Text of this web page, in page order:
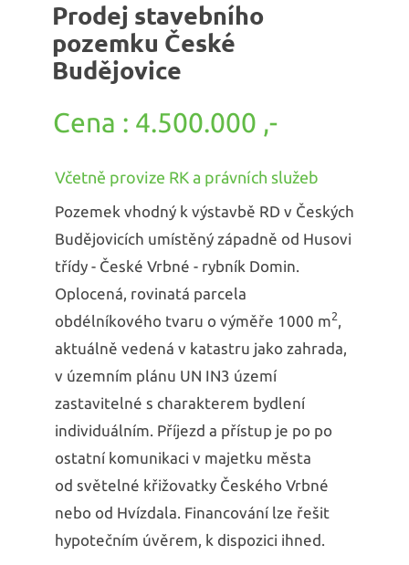
Prodej stavebního
pozemku České
Budějovice
4.500.000 ,-
Včetně provize RK a právních služeb
Pozemek vhodný k výstavbě RD v Českých
Budějovicích umístěný západně od Husovi
třídy - České Vrbné - rybník Domin.
Oplocená, rovinatá parcela
obdélníkového tvaru o výměře 1000 m2
aktuálně vedená v katastru jako zahrada,
v územním plánu UN IN3 území
zastavitelné s charakterem bydlení
individuálním. Příjezd a přístup je po po
ostatní komunikaci v majetku města
od světelné křižovatky Českého Vrbné
nebo od Hvízdala. Financování lze řešit
hypotečním úvěrem, k dispozici ihned.